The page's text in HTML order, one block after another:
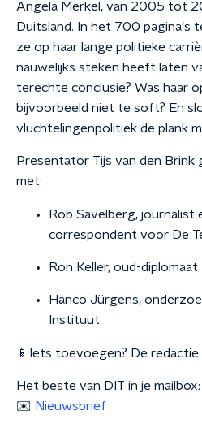
Angela Merkel, van 2005 tot
Duitsland. In het 700 pagina's
ze op haar lange politieke
nauwelijks steken heeft laten
terechte conclusie? Was haar
bijvoorbeeld niet te soft? En
vluchtelingenpolitiek de plank
Presentator Tijs van den Brink
met:
Rob Savelberg, journalist
correspondent voor De
Ron Keller, oud-diplomaat
Hanco Jürgens,
Instituut
📱Iets toevoegen? De redactie
Het beste van DIT in je mailbox:
✉️ Nieuwsbrief